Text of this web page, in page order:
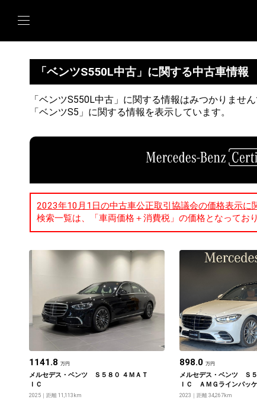
「ベンツS550L中古」に関する中古車情報
「ベンツS550L中古」に関する情報はみつかりません
「ベンツS5」に関する情報を表示しています。
2023年10月1日の中古車公正取引協議会の価格表示に
検索一覧は、「車両価格＋消費税」の価格となってお
1141.8 万円
メルセデス・ベンツ Ｓ５８０ ４ＭＡＴ
ＩＣ
2025 距離 11,113km
898.0 万円
メルセデス・ベンツ Ｓ
ＩＣ ＡＭＧラインパッ
エクスクルーシブパッケー
2023 距離 34,267km